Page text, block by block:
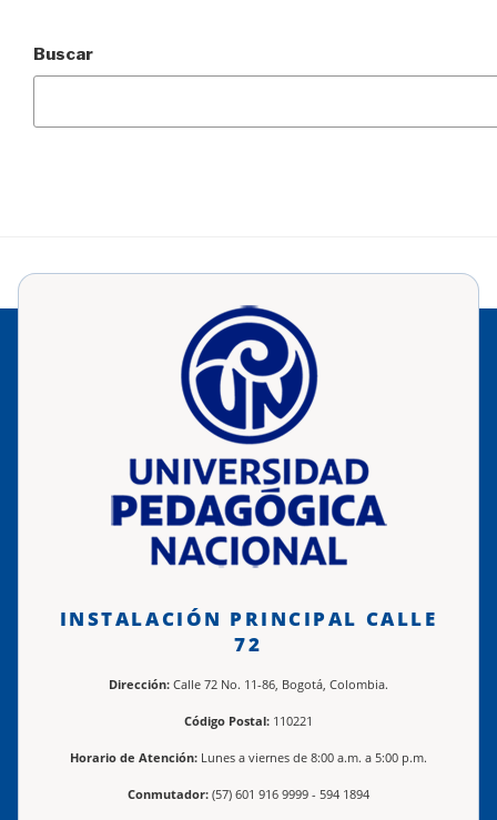
Buscar
INSTALACIÓN PRINCIPAL CALLE
72
Dirección: Calle 72 No. 11-86, Bogotá, Colombia.
Código Postal: 110221
Horario de Atención: Lunes a viernes de 8:00 a.m. a 5:00 p.m.
Conmutador: (57) 601 916 9999 - 594 1894